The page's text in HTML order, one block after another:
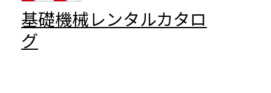
基礎機械レンタルカタロ
グ